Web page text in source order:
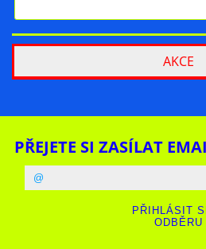
AKCE
PŘEJETE SI ZASÍLAT